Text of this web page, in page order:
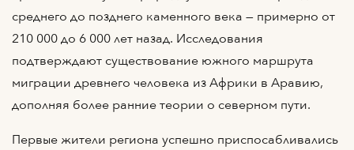
среднего до позднего каменного века — примерно от
210 000 до 6 000 лет назад. Исследования
подтверждают существование южного маршрута
миграции древнего человека из Африки в Аравию,
дополняя более ранние теории о северном пути.
Первые жители региона успешно приспосабливались